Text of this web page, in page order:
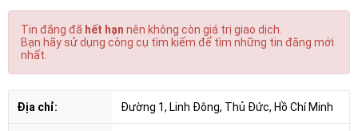
Tin đăng đã hết hạn nên không còn giá trị giao dịch.
Bạn hãy sử dụng công cụ tìm kiếm để tìm những tin đăng mới
nhất.
Địa chỉ: Đường 1, Linh Đông, Thủ Đức, Hồ Chí Minh